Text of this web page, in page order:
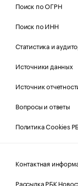
Поиск по ОГРН
Поиск по ИНН
Статистика и
Источники данных
Источник
Вопросы и ответы
Политика Cookies
Контактная
Рассылка РБК